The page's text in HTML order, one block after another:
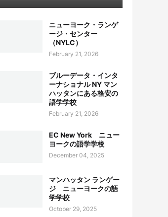
ニューヨーク・ランゲ
ージ・センター
（NYLC）
February 21, 2026
ブルーデータ・インタ
ーナショナル NY マン
ハッタンにある格安の
語学学校
February 21, 2026
EC New York ニュー
ヨークの語学学校
December 04, 2025
マンハッタン ランゲー
ジ ニューヨークの語
学学校
October 29, 2025